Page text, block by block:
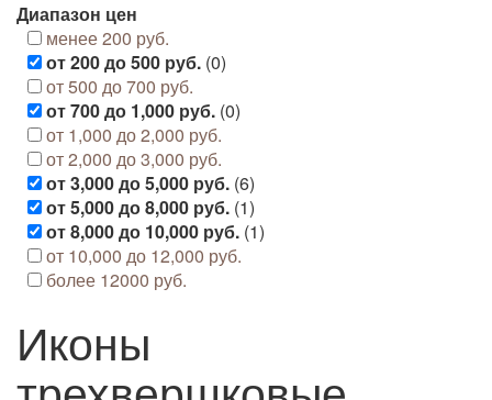
Диапазон цен
менее 200 руб.
от 200 до 500 руб. (0)
от 500 до 700 руб.
от 700 до 1,000 руб. (0)
от 1,000 до 2,000 руб.
от 2,000 до 3,000 руб.
от 3,000 до 5,000 руб. (6)
от 5,000 до 8,000 руб. (1)
от 8,000 до 10,000 руб. (1)
от 10,000 до 12,000 руб.
более 12000 руб.
Иконы